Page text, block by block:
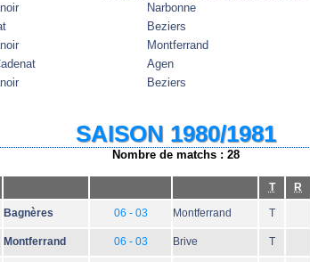
Narbonne
Beziers
Montferrand
Agen
Beziers
SAISON 1980/1981
Nombre de matchs : 28
T R
Bagnères 06 - 03 Montferrand T
Montferrand 06 - 03 Brive T